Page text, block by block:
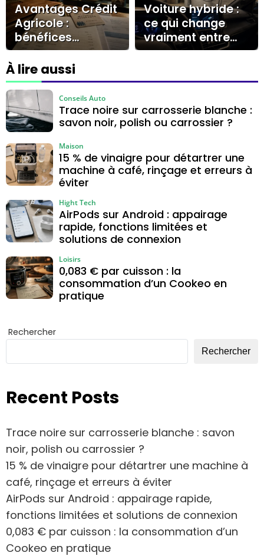
Avantages Crédit
Agricole :
bénéfices
concrets pour
clients et
collaborateurs
Voiture hybride :
ce qui change
vraiment entre
recharge en
domestique et
À lire aussi
Trace noire sur carrosserie blanche :
savon noir, polish ou carrossier ?
Conseils Auto
15 % de vinaigre pour détartrer une
machine à café, rinçage et erreurs à
éviter
Maison
AirPods sur Android : appairage
rapide, fonctions limitées et
solutions de connexion
Hight Tech
0,083 € par cuisson : la
consommation d’un Cookeo en
pratique
Loisirs
Rechercher
Rechercher
Recent Posts
Trace noire sur carrosserie blanche : savon
noir, polish ou carrossier ?
15 % de vinaigre pour détartrer une machine à
café, rinçage et erreurs à éviter
AirPods sur Android : appairage rapide,
fonctions limitées et solutions de connexion
0,083 € par cuisson : la consommation d’un
Cookeo en pratique